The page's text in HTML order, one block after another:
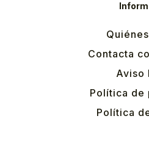
Contacta
Aviso
Política de
Política